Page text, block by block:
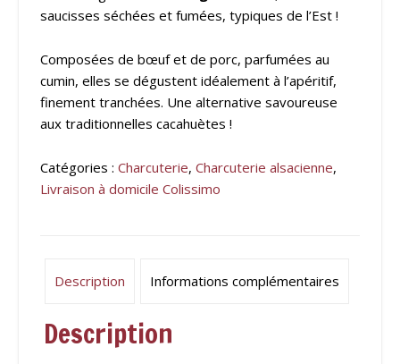
saucisses séchées et fumées, typiques de l’Est !
Composées de bœuf et de porc, parfumées au
cumin, elles se dégustent idéalement à l’apéritif,
finement tranchées. Une alternative savoureuse
aux traditionnelles cacahuètes !
Catégories : Charcuterie, Charcuterie alsacienne,
Livraison à domicile Colissimo
Description Informations complémentaires
Description